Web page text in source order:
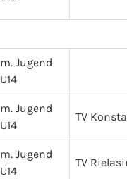
m. Jugend
U14
m. Jugend
U14
TV
m. Jugend
U14
TV